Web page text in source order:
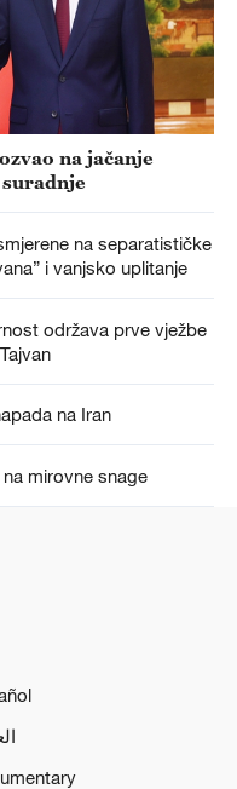
na jačanje
na separatističke
i vanjsko uplitanje
održava prve vježbe
na Iran
mirovne snage